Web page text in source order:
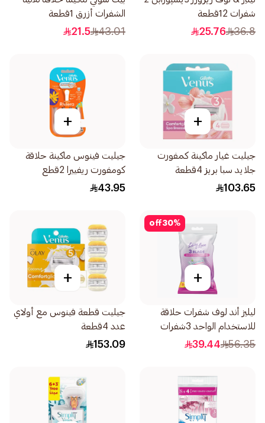
شفرات 12قطعة
36.8
25.76
الشفرات أزرق 1قطعة
43.01
21.5
+
جيليت غيار ماكينة كمفورت
جلايد سبا بريز 4قطعة
103.65
+
جيليت فينوس ماكينة حلاقة
كومفورت ريفييرا 2قطع
43.95
30%
off
+
ليليز أند لوف شفرات حلاقة
للاستخدام الواحد 3شفرات
12قطعة
56.35
39.44
+
جيليت قطعة فينوس مع أولاي
عدد 4قطعة
153.09